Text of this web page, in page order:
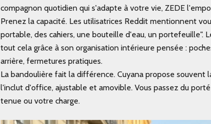
compagnon quotidien qui s'adapte à votre vie, ZEDE
Prenez la capacité. Les utilisatrices Reddit mentionnent
portable, des cahiers, une bouteille d'eau, un portefeuille".
tout cela grâce à son organisation intérieure pensée :
arrière, fermetures pratiques.
La bandoulière fait la différence. Cuyana propose souvent
l'inclut d'office, ajustable et amovible. Vous passez du
tenue ou votre charge.